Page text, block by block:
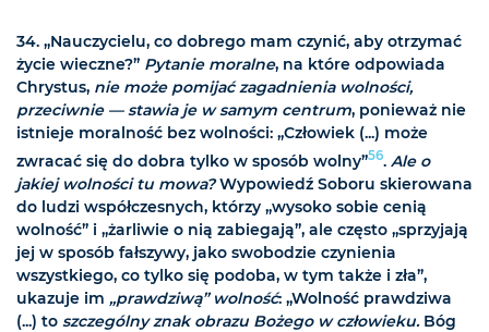
34. „Nauczycielu, co dobrego mam czynić, aby otrzymać
życie wieczne?” Pytanie moralne, na które odpowiada
Chrystus, nie może pomijać zagadnienia wolności,
przeciwnie — stawia je w samym centrum, ponieważ nie
istnieje moralność bez wolności: „Człowiek (...) może
zwracać się do dobra tylko w sposób wolny”56. Ale o
jakiej wolności tu mowa?Wypowiedź Soboru skierowana
do ludzi współczesnych, którzy „wysoko sobie cenią
wolność” i „żarliwie o nią zabiegają”, ale często „sprzyjają
jej w sposób fałszywy, jako swobodzie czynienia
wszystkiego, co tylko się podoba, w tym także i zła”,
ukazuje im „prawdziwą” wolność: „Wolność prawdziwa
(...) to szczególny znak obrazu Bożego w człowieku.Bóg